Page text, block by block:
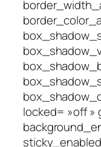
locked= »off »